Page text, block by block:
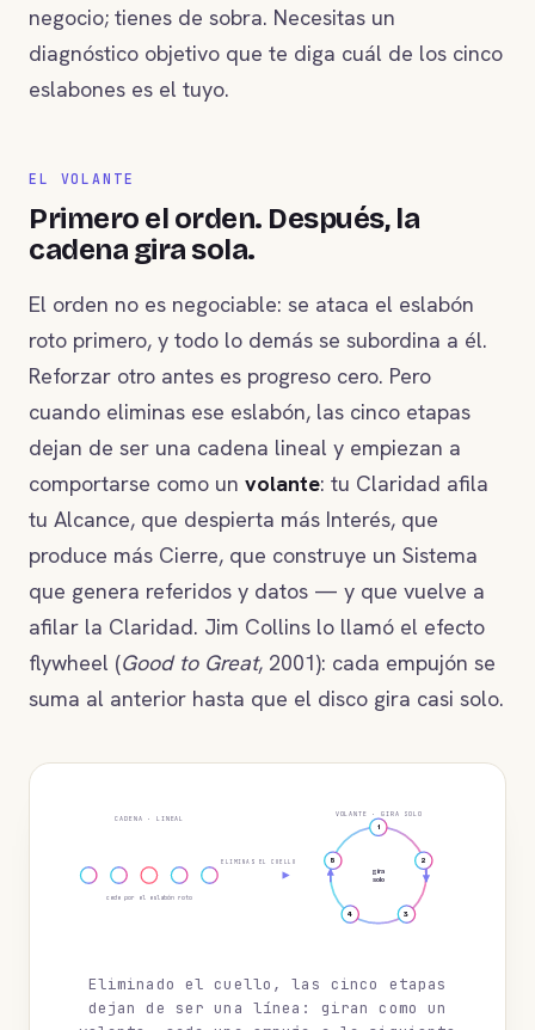
negocio; tienes de sobra. Necesitas un
diagnóstico objetivo que te diga cuál de los cinco
eslabones es el tuyo.
EL VOLANTE
Primero el orden. Después, la
cadena gira sola.
El orden no es negociable: se ataca el eslabón
roto primero, y todo lo demás se subordina a él.
Reforzar otro antes es progreso cero. Pero
cuando eliminas ese eslabón, las cinco etapas
dejan de ser una cadena lineal y empiezan a
comportarse como un volante: tu Claridad afila
tu Alcance, que despierta más Interés, que
produce más Cierre, que construye un Sistema
que genera referidos y datos — y que vuelve a
afilar la Claridad. Jim Collins lo llamó el efecto
flywheel (Good to Great, 2001): cada empujón se
suma al anterior hasta que el disco gira casi solo.
CADENA · LINEAL
cede por el eslabón roto
ELIMINAS EL CUELLO
VOLANTE · GIRA SOLO
1
2
3
4
5
gira
solo
Eliminado el cuello, las cinco etapas
dejan de ser una línea: giran como un